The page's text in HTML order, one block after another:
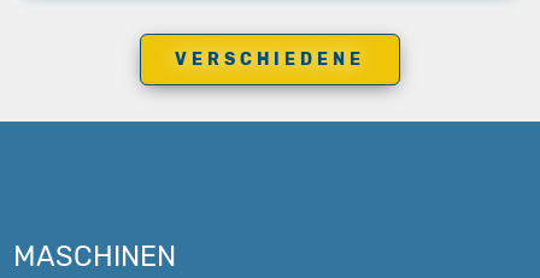
VERSCHIEDENE
MASCHINEN